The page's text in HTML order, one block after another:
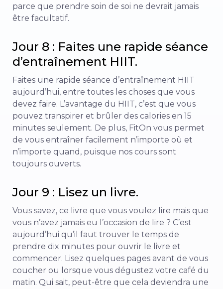
parce que prendre soin de soi ne devrait jamais
être facultatif.
Jour 8 : Faites une rapide séance
d’entraînement HIIT.
Faites une rapide séance d’entraînement HIIT
aujourd’hui, entre toutes les choses que vous
devez faire. L’avantage du HIIT, c’est que vous
pouvez transpirer et brûler des calories en 15
minutes seulement. De plus, FitOn vous permet
de vous entraîner facilement n’importe où et
n’importe quand, puisque nos cours sont
toujours ouverts.
Jour 9 : Lisez un livre.
Vous savez, ce livre que vous voulez lire mais que
vous n’avez jamais eu l’occasion de lire ? C’est
aujourd’hui qu’il faut trouver le temps de
prendre dix minutes pour ouvrir le livre et
commencer. Lisez quelques pages avant de vous
coucher ou lorsque vous dégustez votre café du
matin. Qui sait, peut-être que cela deviendra une